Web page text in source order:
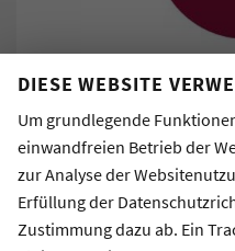
DIESE WEBSITE
Um grundlegende
einwandfreien Betrieb der
zur Analyse der
Erfüllung der
Zustimmung dazu ab. Ein
Einzelaufgaben,
Leistungspunkten der
Reflexion über das bisher
Prioritäten und
stillen Kämmerlein. Was